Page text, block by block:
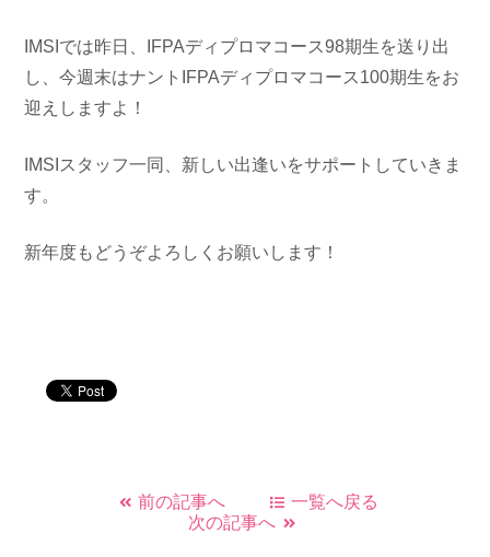
IMSIでは昨日、IFPAディプロマコース98期生を送り出
し、今週末はナントIFPAディプロマコース100期生をお
迎えしますよ！
IMSIスタッフ一同、新しい出逢いをサポートしていきま
す。
新年度もどうぞよろしくお願いします！
前の記事へ
一覧へ戻る
次の記事へ